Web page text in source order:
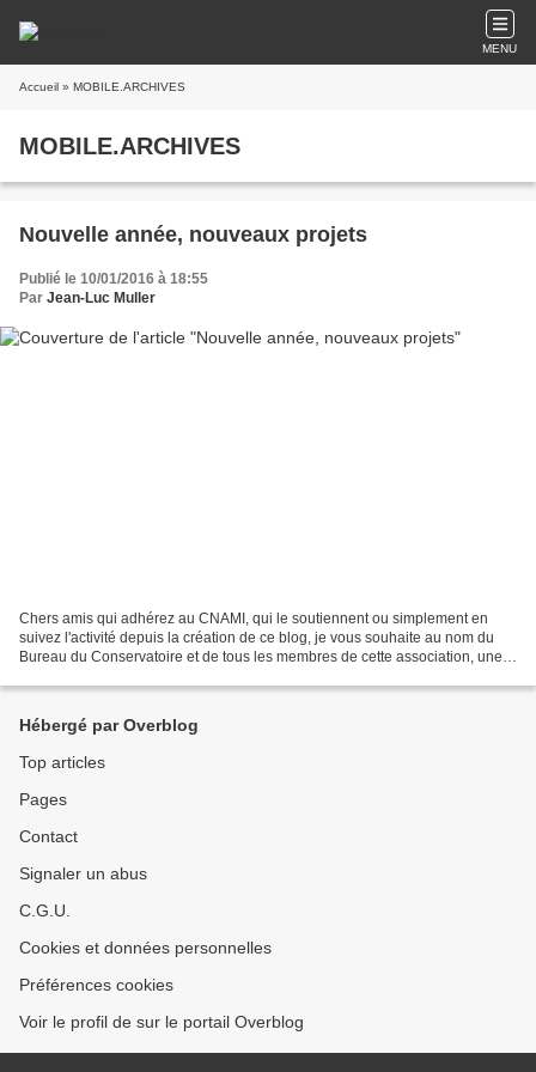
MENU
Accueil » MOBILE.ARCHIVES
MOBILE.ARCHIVES
Nouvelle année, nouveaux projets
Publié le 10/01/2016 à 18:55
Par Jean-Luc Muller
Chers amis qui adhérez au CNAMI, qui le soutiennent ou simplement en
suivez l'activité depuis la création de ce blog, je vous souhaite au nom du
Bureau du Conservatoire et de tous les membres de cette association, une
Hébergé par Overblog
Top articles
Pages
Contact
Signaler un abus
C.G.U.
Cookies et données personnelles
Préférences cookies
Voir le profil de sur le portail Overblog